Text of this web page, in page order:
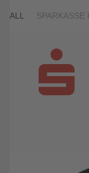
ALL SPARKASSE